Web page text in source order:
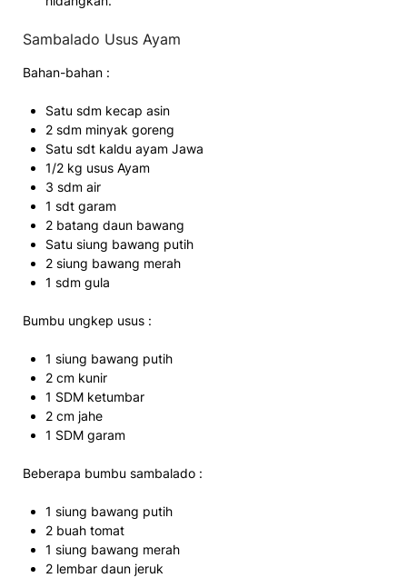
Sambalado Usus Ayam
Bahan-bahan :
Satu sdm kecap asin
2 sdm minyak goreng
Satu sdt kaldu ayam Jawa
1/2 kg usus Ayam
3 sdm air
1 sdt garam
2 batang daun bawang
Satu siung bawang putih
2 siung bawang merah
1 sdm gula
Bumbu ungkep usus :
1 siung bawang putih
2 cm kunir
1 SDM ketumbar
2 cm jahe
1 SDM garam
Beberapa bumbu sambalado :
1 siung bawang putih
2 buah tomat
1 siung bawang merah
2 lembar daun jeruk